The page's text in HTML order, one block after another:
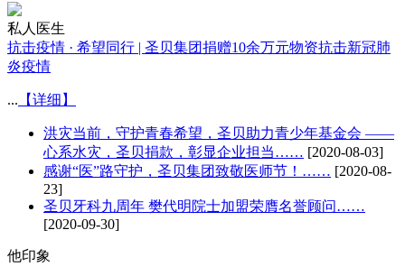
私人医生
抗击疫情 · 希望同行 | 圣贝集团捐赠10余万元物资抗击新冠肺
炎疫情
... 【详细】
洪灾当前，守护青春希望，圣贝助力青少年基金会 ——
心系水灾，圣贝捐款，彰显企业担当…… [2020-08-03]
感谢“医”路守护，圣贝集团致敬医师节！…… [2020-08-
23]
圣贝牙科九周年 樊代明院士加盟荣膺名誉顾问……
[2020-09-30]
他印象